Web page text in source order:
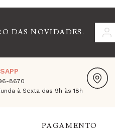
DAS NOVIDADES.
8670
à Sexta das 9h às 18h
PAGAMENTO